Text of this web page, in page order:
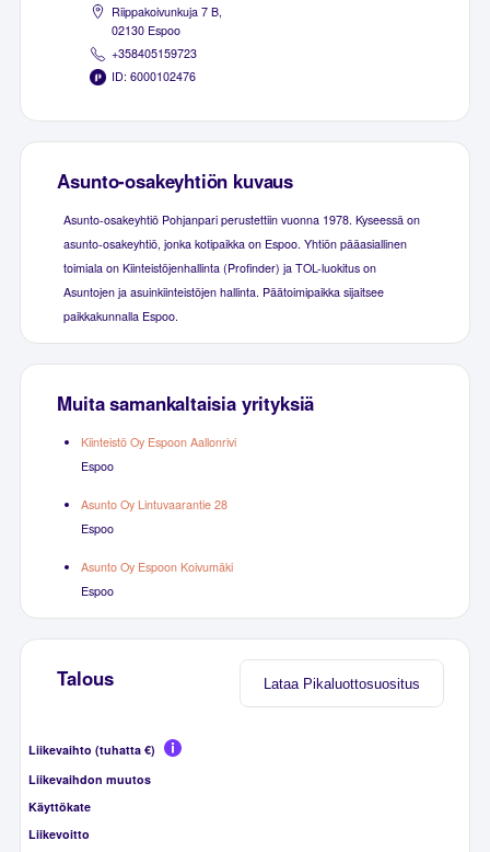
Riippakoivunkuja 7 B,
02130 Espoo
+358405159723
ID: 6000102476
Asunto-osakeyhtiön kuvaus
Asunto-osakeyhtiö Pohjanpari perustettiin vuonna 1978. Kyseessä on
asunto-osakeyhtiö, jonka kotipaikka on Espoo. Yhtiön pääasiallinen
toimiala on Kiinteistöjenhallinta (Profinder) ja TOL-luokitus on
Asuntojen ja asuinkiinteistöjen hallinta. Päätoimipaikka sijaitsee
paikkakunnalla Espoo.
Muita samankaltaisia yrityksiä
Kiinteistö Oy Espoon Aallonrivi
Espoo
Asunto Oy Lintuvaarantie 28
Espoo
Asunto Oy Espoon Koivumäki
Espoo
Lataa Pikaluottosuositus
Talous
Liikevaihto (tuhatta €)
Liikevaihdon muutos
Käyttökate
Liikevoitto